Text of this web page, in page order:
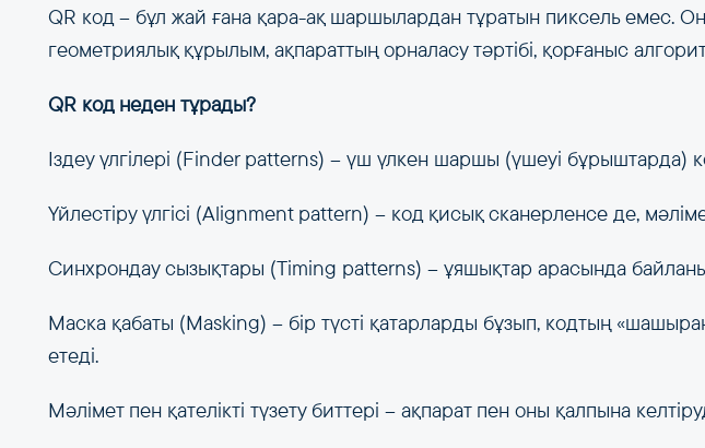
QR код – бұл жай ғана қара-ақ шаршылардан тұратын пиксель емес.
геометриялық құрылым, ақпараттың орналасу тәртібі, қорғаныс
QR код неден тұрады?
Іздеу үлгілері (Finder patterns) – үш үлкен шаршы (үшеуі бұрыштарда)
Үйлестіру үлгісі (Alignment pattern) – код қисық сканерленсе де,
Синхрондау сызықтары (Timing patterns) – ұяшықтар арасында
Маска қабаты (Masking) – бір түсті қатарларды бұзып, кодтың
етеді.
Мәлімет пен қателікті түзету биттері – ақпарат пен оны қалпына